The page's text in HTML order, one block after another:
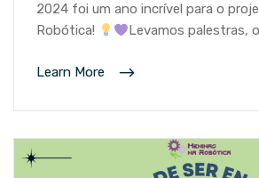
2024 foi um ano incrível para o
Robótica!
Levamos palestras,
Learn More